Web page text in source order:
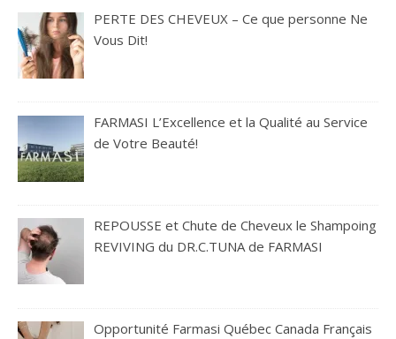
PERTE DES CHEVEUX – Ce que personne Ne
Vous Dit!
FARMASI L’Excellence et la Qualité au Service
de Votre Beauté!
REPOUSSE et Chute de Cheveux le Shampoing
REVIVING du DR.C.TUNA de FARMASI
Opportunité Farmasi Québec Canada Français